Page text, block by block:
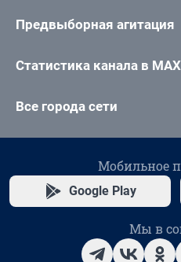
Предвыборная агитация
Статистика канала в MAX
Все города сети
Мобильное
Google Play
Мы в